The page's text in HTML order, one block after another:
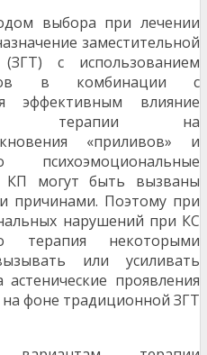
выбора при лечении
заместительной
с использованием
в комбинации с
эффективным влияние
терапии на
«приливов» и
психоэмоциональные
могут быть вызваны
причинами. Поэтому при
нарушений при КС
терапия некоторыми
или усиливать
проявления
фоне традиционной ЗГТ